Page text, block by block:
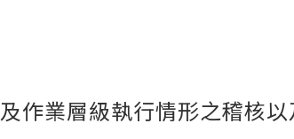
作業層級執行情形之稽核